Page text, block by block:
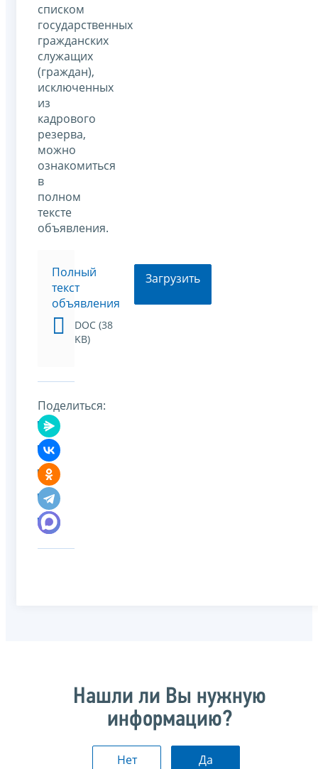
списком
государственных
гражданских
служащих
(граждан),
исключенных
из
кадрового
резерва,
можно
ознакомиться
в
полном
тексте
объявления.
Полный
текст
объявления
DOC (38
KB)
Загрузить
Поделиться:
Нашли ли Вы нужную
информацию?
Нет Да